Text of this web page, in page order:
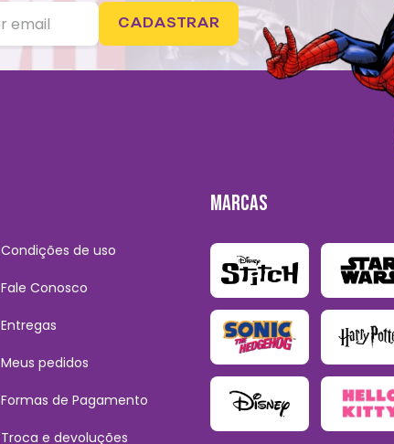
CADASTRAR
Condições de uso
Fale Conosco
Entregas
Meus pedidos
Formas de Pagamento
Troca e devoluções
MARCAS